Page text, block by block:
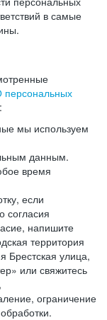
в самые
персональных
мы используем
данным.
время
если
согласия
напишите
территория
Брестская улица,
или свяжитесь
,
ограничение